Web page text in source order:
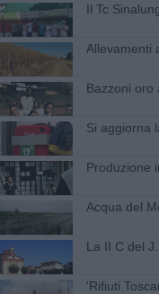
Il Tc
Allevamenti
Bazzoni oro
Si aggiorna
Produzione
Acqua del
La II C del
'Rifiuti